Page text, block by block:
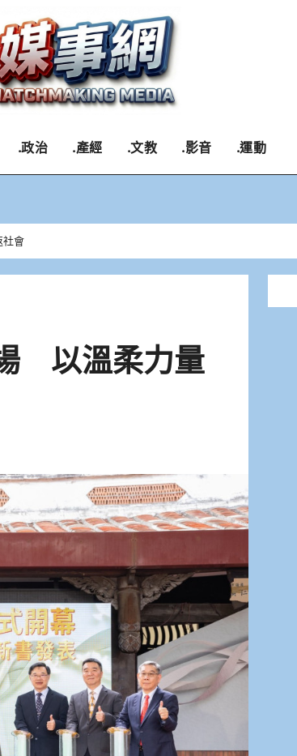
.政治 .產經 .文教 .影音 .運動
社會
以溫柔力量